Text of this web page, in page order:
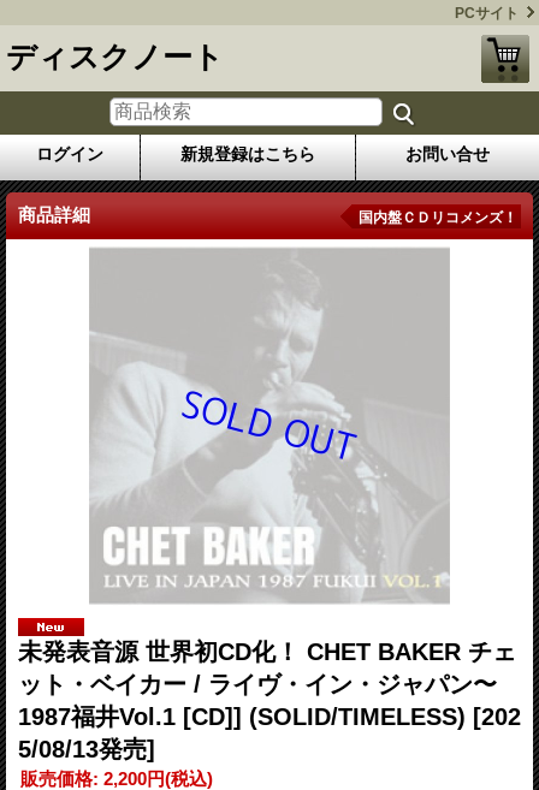
PCサイト
ディスクノート
ログイン 新規登録はこちら お問い合せ
商品詳細 国内盤ＣＤリコメンズ！
未発表音源 世界初CD化！ CHET BAKER チェ
ット・ベイカー / ライヴ・イン・ジャパン〜
1987福井Vol.1 [CD]] (SOLID/TIMELESS) [202
5/08/13発売]
販売価格: 2,200円(税込)